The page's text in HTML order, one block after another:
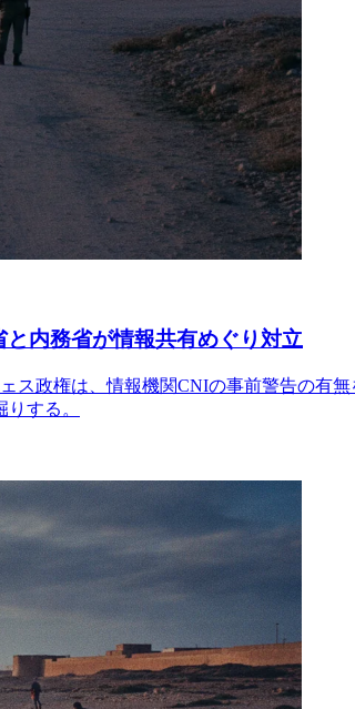
内務省が情報共有めぐり対立
ス政権は、情報機関CNIの事前警告の有
する。